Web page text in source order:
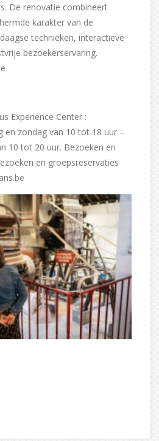
De renovatie combineert
karakter van de
technieken, interactieve
bezoekerservaring.
Experience Center :
en zondag van 10 tot 18 uur –
10 tot 20 uur. Bezoeken en
en groepsreservaties